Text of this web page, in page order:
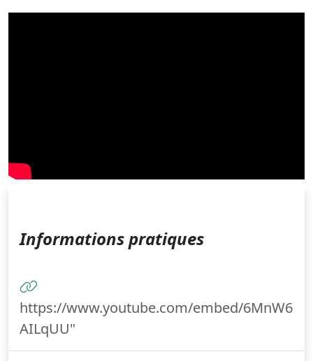
Informations pratiques
https://www.youtube.com/embed/6MnW6
AILqUU"